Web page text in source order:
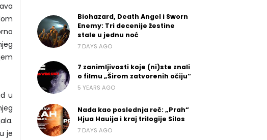
u
je
Biohazard, Death Angel i Sworn
Enemy: Tri decenije žestine
stale u jednu noć
7 DAYS AGO
7 zanimljivosti koje (ni)ste znali
o filmu „Širom zatvorenih očiju“
5 YEARS AGO
Nada kao poslednja reč: „Prah“
Hjua Hauija i kraj trilogije Silos
7 DAYS AGO